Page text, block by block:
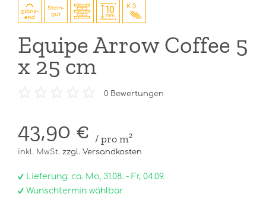
Equipe Arrow Coffee 5
x 25 cm
0 Bewertungen
43,90 € / pro m²
inkl. MwSt. zzgl. Versandkosten
Lieferung: ca. Mo, 31.08. - Fr, 04.09.
Wunschtermin wählbar